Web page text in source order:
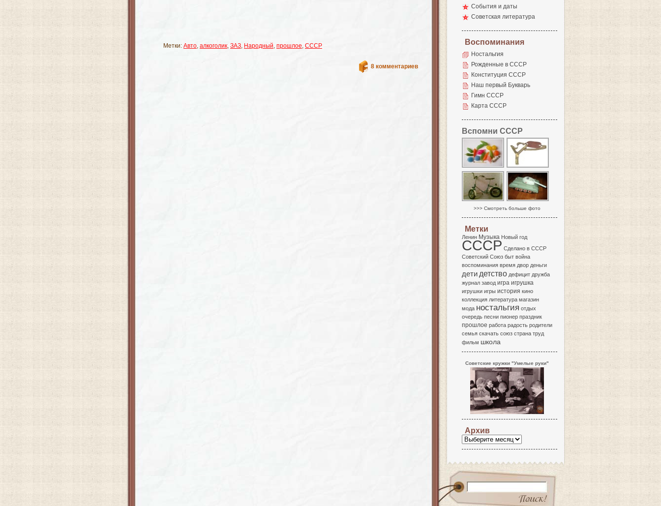
Метки: Авто, алкоголик, ЗАЗ, Народный, прошлое, СССР
8 комментариев
События и даты
Советская литература
Воспоминания
Ностальгия
Рожденные в СССР
Конституция СССР
Наш первый Букварь
Гимн СССР
Карта СССР
Вспомни СССР
>>> Смотреть больше фото
Метки
Ленин Музыка Новый год
СССР Сделано в СССР
Советский Союз быт война
воспоминания время двор деньги
дети детство дефицит дружба
журнал завод игра игрушка
игрушки игры история кино
коллекция литература магазин
мода ностальгия отдых
очередь песни пионер праздник
прошлое работа радость родители
семья скачать союз страна труд
фильм школа
Советские кружки "Умелые руки"
Архив